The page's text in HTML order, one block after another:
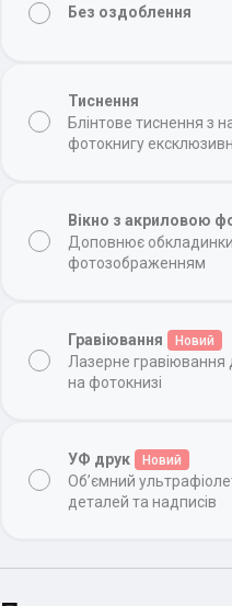
Без оздоблення
Тиснення
Блінтове тиснення з
фотокнигу
Вікно з акриловою
Доповнює обкладинки
фотозображенням
Гравіювання Новий
Лазерне гравіювання
на фотокнизі
УФ друк Новий
Об’ємний
деталей та надписів